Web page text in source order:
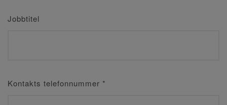
Jobbtitel
Kontakts telefonnummer *